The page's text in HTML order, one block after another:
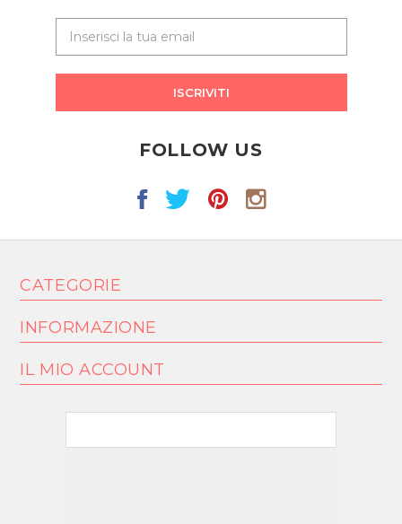
ISCRIVITI
FOLLOW US
CATEGORIE
INFORMAZIONE
IL MIO ACCOUNT